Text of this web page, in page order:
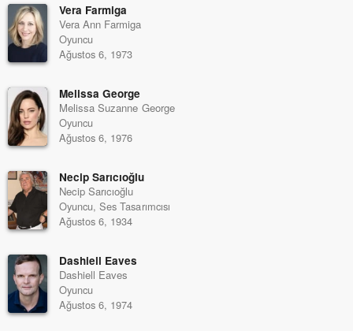
Vera Farmiga
Vera Ann Farmiga
Oyuncu
Ağustos 6, 1973
Melissa George
Melissa Suzanne George
Oyuncu
Ağustos 6, 1976
Necip Sarıcıoğlu
Necip Sarıcıoğlu
Oyuncu, Ses Tasarımcısı
Ağustos 6, 1934
Dashiell Eaves
Dashiell Eaves
Oyuncu
Ağustos 6, 1974